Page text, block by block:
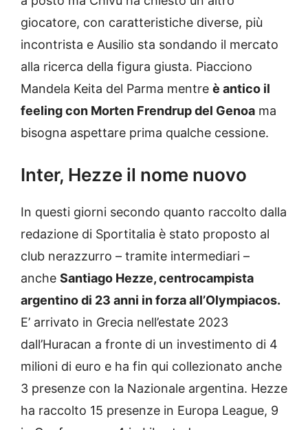
giocatore, con caratteristiche diverse, più
incontrista e Ausilio sta sondando il mercato
alla ricerca della figura giusta. Piacciono
Mandela Keita del Parma mentre è antico il
feeling con Morten Frendrup del Genoa ma
bisogna aspettare prima qualche cessione.
Inter, Hezze il nome nuovo
In questi giorni secondo quanto raccolto dalla
redazione di Sportitalia è stato proposto al
club nerazzurro – tramite intermediari –
anche Santiago Hezze, centrocampista
argentino di 23 anni in forza all’Olympiacos.
E’ arrivato in Grecia nell’estate 2023
dall’Huracan a fronte di un investimento di 4
milioni di euro e ha fin qui collezionato anche
3 presenze con la Nazionale argentina. Hezze
ha raccolto 15 presenze in Europa League, 9